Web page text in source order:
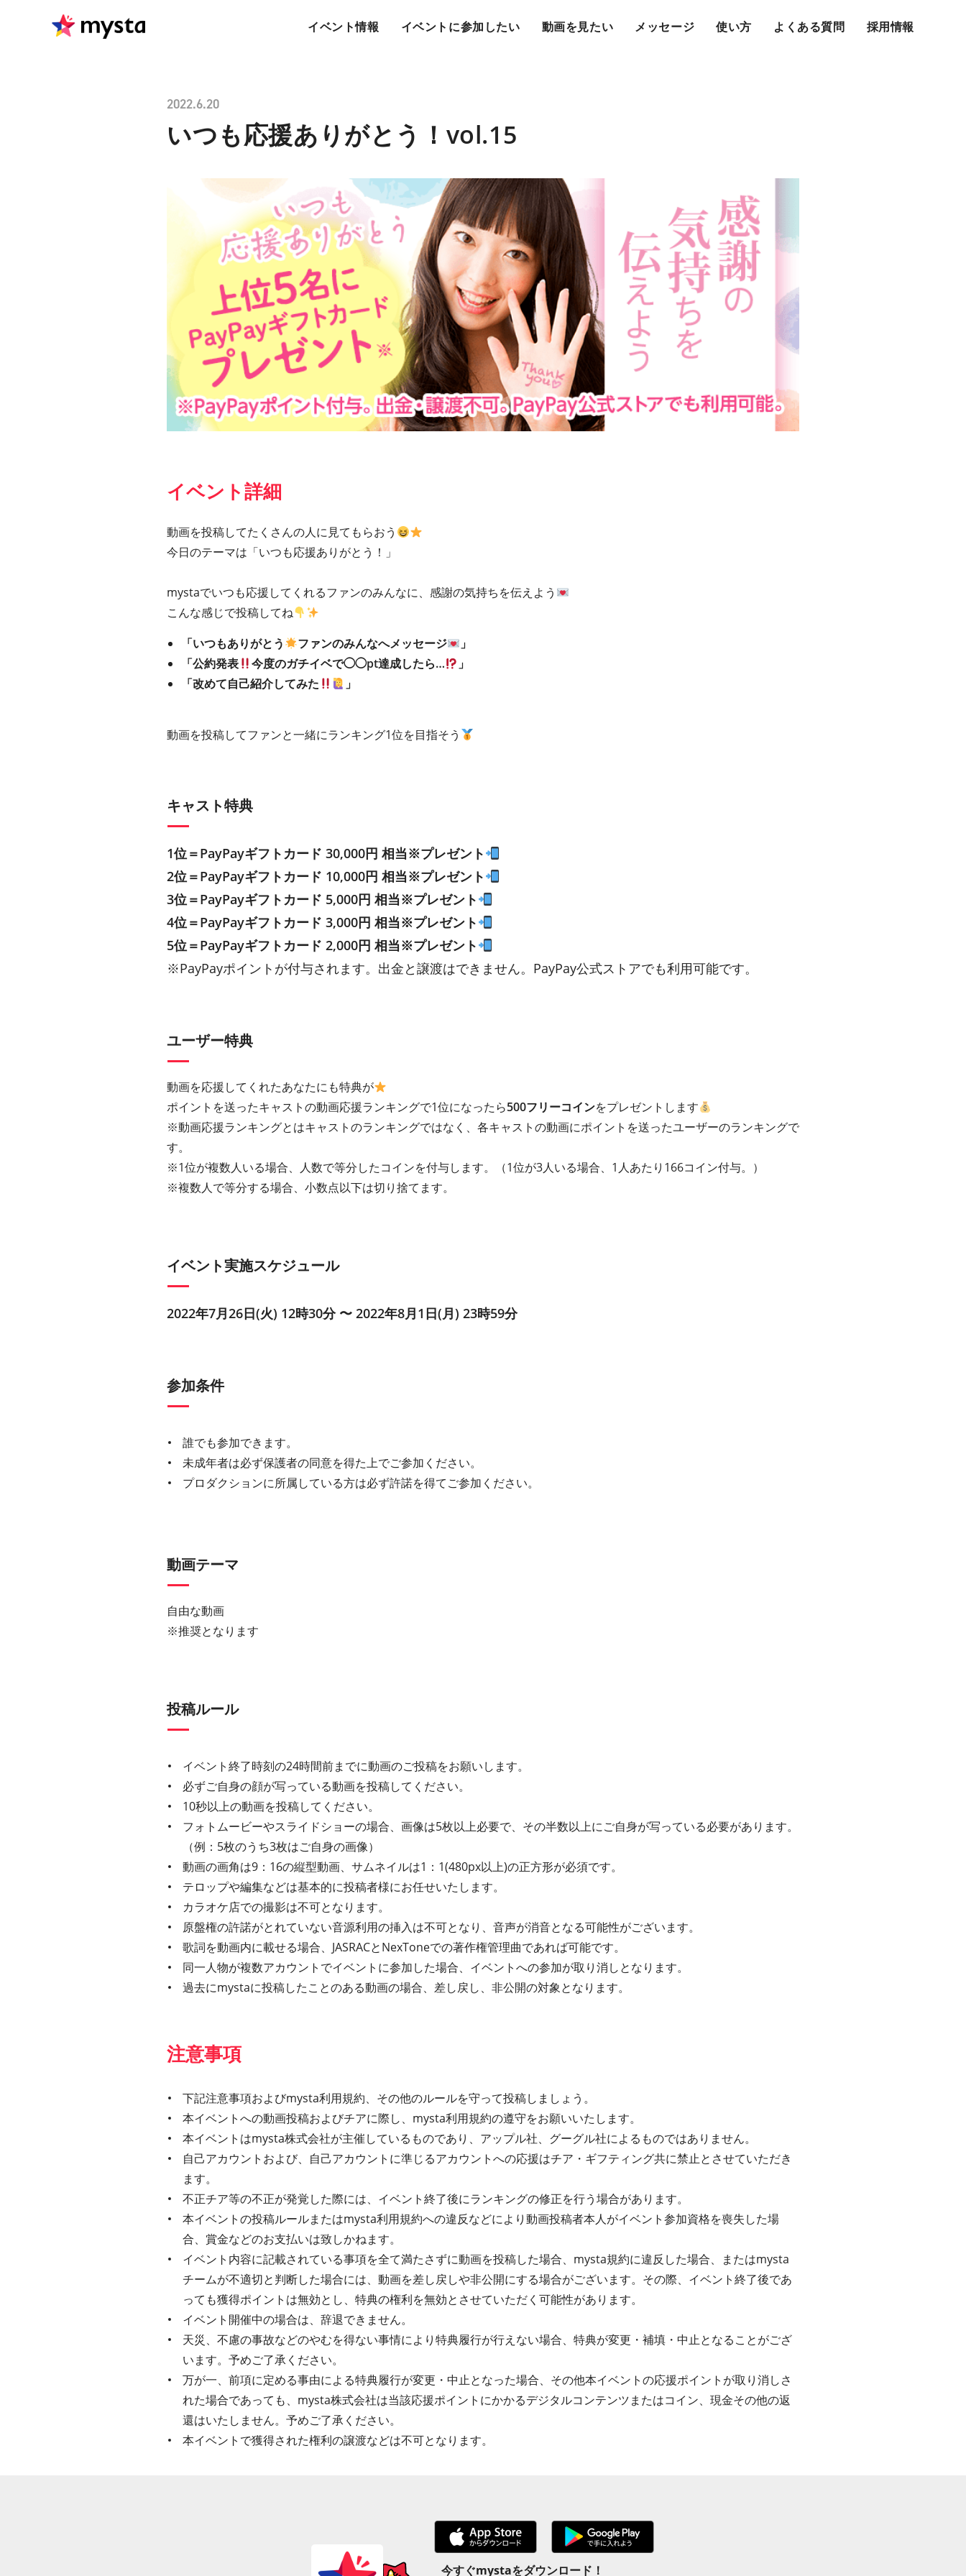
イベント情報 イベントに参加したい 動画を見たい メッセージ 使い方 よくある質問 採用情報
2022.6.20
いつも応援ありがとう！vol.15
イベント詳細
動画を投稿してたくさんの人に見てもらおう
今日のテーマは「いつも応援ありがとう！」
mystaでいつも応援してくれるファンのみんなに、感謝の気持ちを伝えよう
こんな感じで投稿してね
「いつもありがとう
ファンのみんなへメッセージ
」
「公約発表
今度のガチイベで◯◯pt達成したら…
」
「改めて自己紹介してみた
」
動画を投稿してファンと一緒にランキング1位を目指そう
キャスト特典
1位＝PayPayギフトカード 30,000円 相当※プレゼント
2位＝PayPayギフトカード 10,000円 相当※プレゼント
3位＝PayPayギフトカード 5,000円 相当※プレゼント
4位＝PayPayギフトカード 3,000円 相当※プレゼント
5位＝PayPayギフトカード 2,000円 相当※プレゼント
※PayPayポイントが付与されます。出金と譲渡はできません。PayPay公式ストアでも利用可能です。
ユーザー特典
動画を応援してくれたあなたにも特典が
ポイントを送ったキャストの動画応援ランキングで1位になったら500フリーコインをプレゼントします
※動画応援ランキングとはキャストのランキングではなく、各キャストの動画にポイントを送ったユーザーのランキングで
す。
※1位が複数人いる場合、人数で等分したコインを付与します。（1位が3人いる場合、1人あたり166コイン付与。）
※複数人で等分する場合、小数点以下は切り捨てます。
イベント実施スケジュール
2022年7月26日(火) 12時30分 〜 2022年8月1日(月) 23時59分
参加条件
誰でも参加できます。
未成年者は必ず保護者の同意を得た上でご参加ください。
プロダクションに所属している方は必ず許諾を得てご参加ください。
動画テーマ
自由な動画
※推奨となります
投稿ルール
イベント終了時刻の24時間前までに動画のご投稿をお願いします。
必ずご自身の顔が写っている動画を投稿してください。
10秒以上の動画を投稿してください。
フォトムービーやスライドショーの場合、画像は5枚以上必要で、その半数以上にご自身が写っている必要があります。
（例：5枚のうち3枚はご自身の画像）
動画の画角は9：16の縦型動画、サムネイルは1：1(480px以上)の正方形が必須です。
テロップや編集などは基本的に投稿者様にお任せいたします。
カラオケ店での撮影は不可となります。
原盤権の許諾がとれていない音源利用の挿入は不可となり、音声が消音となる可能性がございます。
歌詞を動画内に載せる場合、JASRACとNexToneでの著作権管理曲であれば可能です。
同一人物が複数アカウントでイベントに参加した場合、イベントへの参加が取り消しとなります。
過去にmystaに投稿したことのある動画の場合、差し戻し、非公開の対象となります。
注意事項
下記注意事項およびmysta利用規約、その他のルールを守って投稿しましょう。
本イベントへの動画投稿およびチアに際し、mysta利用規約の遵守をお願いいたします。
本イベントはmysta株式会社が主催しているものであり、アップル社、グーグル社によるものではありません。
自己アカウントおよび、自己アカウントに準じるアカウントへの応援はチア・ギフティング共に禁止とさせていただき
ます。
不正チア等の不正が発覚した際には、イベント終了後にランキングの修正を行う場合があります。
本イベントの投稿ルールまたはmysta利用規約への違反などにより動画投稿者本人がイベント参加資格を喪失した場
合、賞金などのお支払いは致しかねます。
イベント内容に記載されている事項を全て満たさずに動画を投稿した場合、mysta規約に違反した場合、またはmysta
チームが不適切と判断した場合には、動画を差し戻しや非公開にする場合がございます。その際、イベント終了後であ
っても獲得ポイントは無効とし、特典の権利を無効とさせていただく可能性があります。
イベント開催中の場合は、辞退できません。
天災、不慮の事故などのやむを得ない事情により特典履行が行えない場合、特典が変更・補填・中止となることがござ
います。予めご了承ください。
万が一、前項に定める事由による特典履行が変更・中止となった場合、その他本イベントの応援ポイントが取り消しさ
れた場合であっても、mysta株式会社は当該応援ポイントにかかるデジタルコンテンツまたはコイン、現金その他の返
還はいたしません。予めご了承ください。
本イベントで獲得された権利の譲渡などは不可となります。
今すぐmystaをダウンロード！